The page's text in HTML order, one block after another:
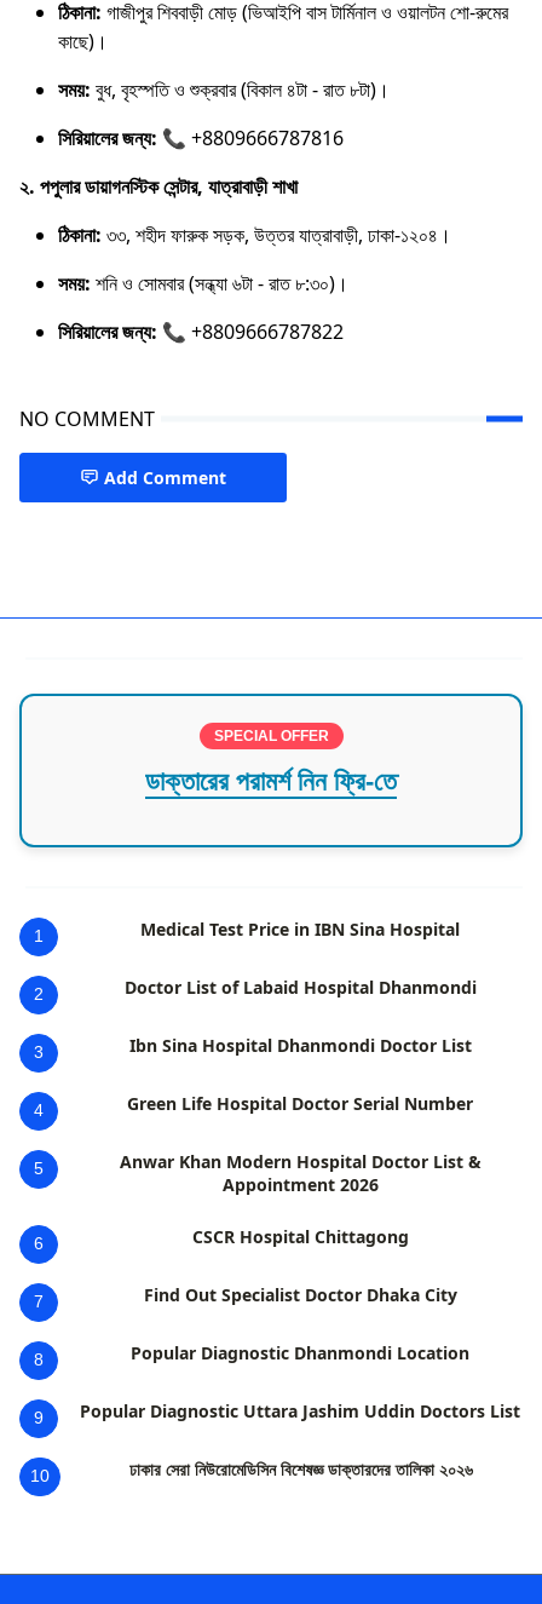
ঠিকানা: গাজীপুর শিববাড়ী মোড় (ভিআইপি বাস টার্মিনাল ও ওয়ালটন শো-রুমের
কাছে)।
সময়: বুধ, বৃহস্পতি ও শুক্রবার (বিকাল ৪টা - রাত ৮টা)।
সিরিয়ালের জন্য: 📞 +8809666787816
২. পপুলার ডায়াগনস্টিক সেন্টার, যাত্রাবাড়ী শাখা
ঠিকানা: ৩৩, শহীদ ফারুক সড়ক, উত্তর যাত্রাবাড়ী, ঢাকা-১২০৪।
সময়: শনি ও সোমবার (সন্ধ্যা ৬টা - রাত ৮:৩০)।
সিরিয়ালের জন্য: 📞 +8809666787822
NO COMMENT
Add Comment
SPECIAL OFFER
ডাক্তারের পরামর্শ নিন ফ্রি-তে
1 Medical Test Price in IBN Sina Hospital
2 Doctor List of Labaid Hospital Dhanmondi
3 Ibn Sina Hospital Dhanmondi Doctor List
4 Green Life Hospital Doctor Serial Number
5
Anwar Khan Modern Hospital Doctor List &
Appointment 2026
6 CSCR Hospital Chittagong
7 Find Out Specialist Doctor Dhaka City
8 Popular Diagnostic Dhanmondi Location
9 Popular Diagnostic Uttara Jashim Uddin Doctors List
10 ঢাকার সেরা নিউরোমেডিসিন বিশেষজ্ঞ ডাক্তারদের তালিকা ২০২৬